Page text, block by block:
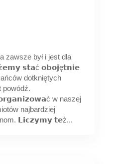
zawsze był i jest dla
𝘀𝘁𝗮ć 𝗼𝗯𝗼𝗷ę𝘁𝗻𝗶𝗲
dotkniętych
powódź.
w naszej
najbardziej
𝗟𝗶𝗰𝘇𝘆𝗺𝘆 𝘁𝗲ż...